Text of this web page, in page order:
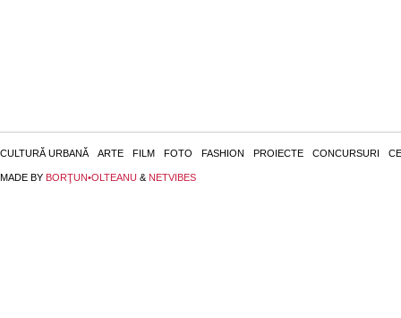
CULTURĂ URBANĂ ARTE FILM FOTO FASHION PROIECTE CONCURSURI
MADE BY BORŢUN•OLTEANU & NETVIBES